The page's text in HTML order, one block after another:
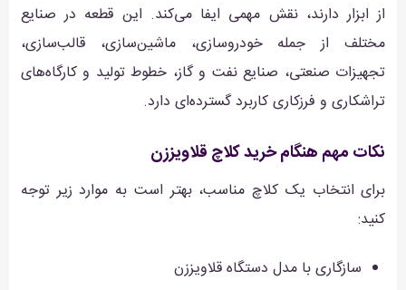
از ابزار دارند، نقش مهمی ایفا می‌کند. این قطعه در صنایع
مختلف از جمله خودروسازی، ماشین‌سازی، قالب‌سازی،
تجهیزات صنعتی، صنایع نفت و گاز، خطوط تولید و کارگاه‌های
تراشکاری و فرزکاری کاربرد گسترده‌ای دارد.
نکات مهم هنگام خرید کلاچ قلاویززن
برای انتخاب یک کلاچ مناسب، بهتر است به موارد زیر توجه
کنید:
سازگاری با مدل دستگاه قلاویززن